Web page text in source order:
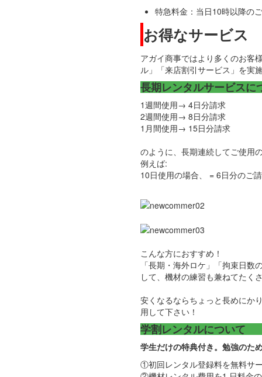
特急料金：当日10時以降の
お得なサービス
アガイ商事ではより多くのお客
ル」「来店割引サービス」を実
長期レンタルサービスに
1週間使用→ 4日分請求
2週間使用→ 8日分請求
1月間使用→ 15日分請求
のように、長期連続してご使
例えば:
10日使用の場合、 = 6日分のご
こんな方におすすめ！
「長期・海外ロケ」「拘束日
して、機材の練習も兼ねてたく
安くなるならちょっと長めにか
用して下さい！
学割レンタルについて
学生だけの特典付き。勉強のた
①初回レンタル登録料を無料サ